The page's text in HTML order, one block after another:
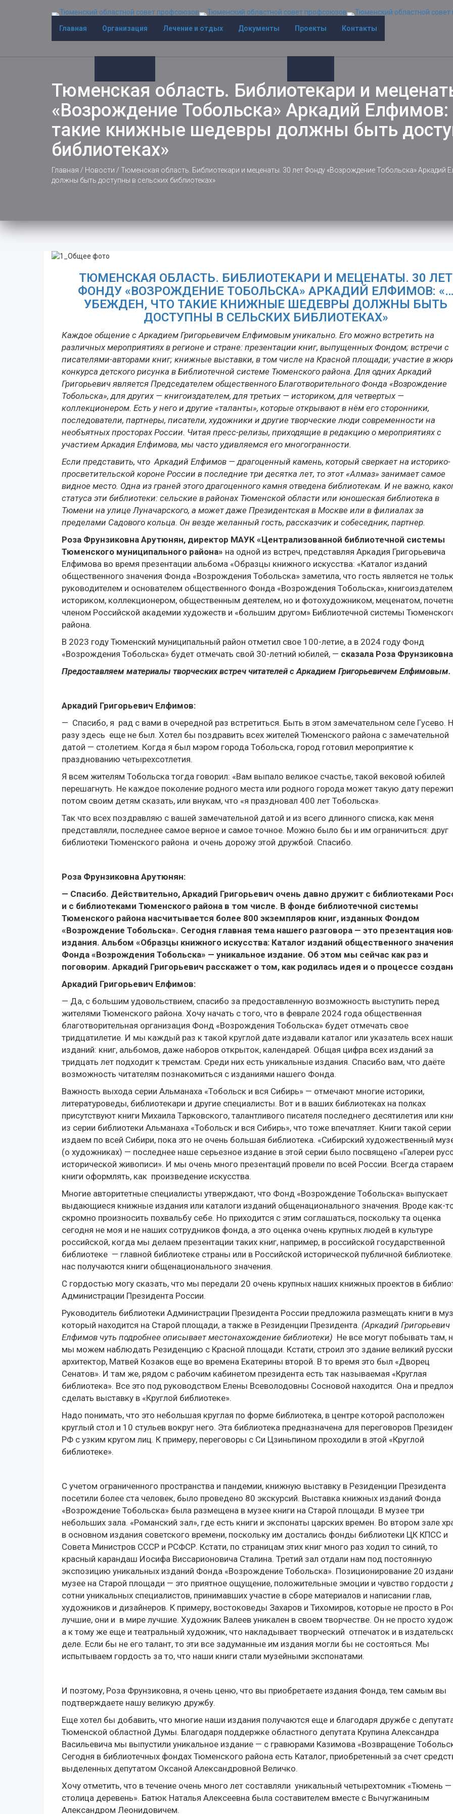
Главная Организация Лечение и отдых Документы Проекты Контакты
Тюменская область. Библиотекари и
«Возрождение Тобольска» Аркадий
такие книжные шедевры должны быть
библиотеках»
Главная / Новости / Тюменская область. Библиотекари и меценаты. 30 лет Фонду «Возрождение Тобольска» Аркадий
должны быть доступны в сельских библиотеках»
ТЮМЕНСКАЯ ОБЛАСТЬ. БИБЛИОТЕКАРИ И МЕЦЕНАТЫ. 30 ЛЕТ
ФОНДУ «ВОЗРОЖДЕНИЕ ТОБОЛЬСКА» АРКАДИЙ ЕЛФИМОВ: «…
УБЕЖДЕН, ЧТО ТАКИЕ КНИЖНЫЕ ШЕДЕВРЫ ДОЛЖНЫ БЫТЬ
ДОСТУПНЫ В СЕЛЬСКИХ БИБЛИОТЕКАХ»
Каждое общение с Аркадием Григорьевичем Елфимовым уникально. Его можно встретить на
различных мероприятиях в регионе и стране: презентации книг, выпущенных Фондом; встречи с
писателями-авторами книг; книжные выставки, в том числе на Красной площади; участие в
конкурса детского рисунка в Библиотечной системе Тюменского района. Для одних Аркадий
Григорьевич является Председателем общественного Благотворительного Фонда «Возрождение
Тобольска», для других — книгоиздателем, для третьих — историком, для четвертых —
коллекционером. Есть у него и другие «таланты», которые открывают в нём его сторонники,
последователи, партнеры, писатели, художники и другие творческие люди современности на
необъятных просторах России. Читая пресс-релизы, приходящие в редакцию о мероприятиях с
участием Аркадия Елфимова, мы часто удивляемся его многогранности.
Если представить, что Аркадий Елфимов — драгоценный камень, который сверкает на историко-
просветительской короне России в последние три десятка лет, то этот «Алмаз» занимает самое
видное место. Одна из граней этого драгоценного камня отведена библиотекам. И не важно,
статуса эти библиотеки: сельские в районах Тюменской области или юношеская библиотека в
Тюмени на улице Луначарского, а может даже Президентская в Москве или в филиалах за
пределами Садового кольца. Он везде желанный гость, рассказчик и собеседник, партнер.
Роза Фрунзиковна Арутюнян, директор МАУК «Централизованной библиотечной системы
Тюменского муниципального района» на одной из встреч, представляя Аркадия Григорьевича
Елфимова во время презентации альбома «Образцы книжного искусства: «Каталог изданий
общественного значения Фонда «Возрождения Тобольска» заметила, что гость является не
руководителем и основателем общественного Фонда «Возрождения Тобольска»,
историком, коллекционером, общественным деятелем, но и фотохудожником, меценатом,
членом Российской академии художеств и «большим другом» Библиотечной системы
района.
В 2023 году Тюменский муниципальный район отметил свое 100-летие, а в 2024 году Фонд
«Возрождения Тобольска» будет отмечать свой 30-летний юбилей, — сказала Роза
Предоставляем материалы творческих встреч читателей с Аркадием Григорьевичем Елфимовым.
Аркадий Григорьевич Елфимов:
— Спасибо, я рад с вами в очередной раз встретиться. Быть в этом замечательном селе Гусево.
разу здесь еще не был. Хотел бы поздравить всех жителей Тюменского района с замечательной
датой — столетием. Когда я был мэром города Тобольска, город готовил мероприятие к
празднованию четырехсотлетия.
Я всем жителям Тобольска тогда говорил: «Вам выпало великое счастье, такой вековой юбилей
перешагнуть. Не каждое поколение родного места или родного города может такую дату
потом своим детям сказать, или внукам, что «я праздновал 400 лет Тобольска».
Так что всех поздравляю с вашей замечательной датой и из всего длинного списка, как меня
представляли, последнее самое верное и самое точное. Можно было бы и им ограничиться: друг
библиотеки Тюменского района и очень дорожу этой дружбой. Спасибо.
Роза Фрунзиковна Арутюнян:
— Спасибо. Действительно, Аркадий Григорьевич очень давно дружит с библиотеками
и с библиотеками Тюменского района в том числе. В фонде библиотечной системы
Тюменского района насчитывается более 800 экземпляров книг, изданных Фондом
«Возрождение Тобольска». Сегодня главная тема нашего разговора — это презентация
издания. Альбом «Образцы книжного искусства: Каталог изданий общественного значения
Фонда «Возрождения Тобольска» — уникальное издание. Об этом мы сейчас как раз и
поговорим. Аркадий Григорьевич расскажет о том, как родилась идея и о процессе
Аркадий Григорьевич Елфимов:
— Да, с большим удовольствием, спасибо за предоставленную возможность выступить перед
жителями Тюменского района. Хочу начать с того, что в феврале 2024 года общественная
благотворительная организация Фонд «Возрождения Тобольска» будет отмечать свое
тридцатилетие. И мы каждый раз к такой круглой дате издавали каталог или указатель всех
изданий: книг, альбомов, даже наборов открыток, календарей. Общая цифра всех изданий за
тридцать лет подходит к тремстам. Среди них есть уникальные издания. Спасибо вам, что даёте
возможность читателям познакомиться с изданиями нашего Фонда.
Важность выхода серии Альманаха «Тобольск и вся Сибирь» — отмечают многие историки,
литературоведы, библиотекари и другие специалисты. Вот и в ваших библиотеках на полках
присутствуют книги Михаила Тарковского, талантливого писателя последнего десятилетия или
из серии библиотеки Альманаха «Тобольск и вся Сибирь», что тоже впечатляет. Книги такой
издаем по всей Сибири, пока это не очень большая библиотека. «Сибирский художественный
(о художниках) — последнее наше серьезное издание в этой серии было посвящено «Галереи
исторической живописи». И мы очень много презентаций провели по всей России. Всегда
книги оформлять, как произведение искусства.
Многие авторитетные специалисты утверждают, что Фонд «Возрождение Тобольска» выпускает
выдающиеся книжные издания или каталоги изданий общенационального значения. Вроде как-
скромно произносить похвальбу себе. Но приходится с этим соглашаться, поскольку та оценка
сегодня не моя и не наших сотрудников фонда, а это оценка очень крупных людей в культуре
российской, когда мы делаем презентации таких книг, например, в российской государственной
библиотеке — главной библиотеке страны или в Российской исторической публичной
нас получаются книги общенационального значения.
С гордостью могу сказать, что мы передали 20 очень крупных наших книжных проектов в
Администрации Президента России.
Руководитель библиотеки Администрации Президента России предложила размещать книги в
который находится на Старой площади, а также в Резиденции Президента. (Аркадий Григорьевич
Елфимов чуть подробнее описывает местонахождение библиотеки) Не все могут побывать там,
мы можем наблюдать Резиденцию с Красной площади. Кстати, строил это здание великий
архитектор, Матвей Козаков еще во времена Екатерины второй. В то время это был «Дворец
Сенатов». И там же, рядом с рабочим кабинетом президента есть так называемая «Круглая
библиотека». Все это под руководством Елены Всеволодовны Сосновой находится. Она и
сделать выставку в «Круглой библиотеке».
Надо понимать, что это небольшая круглая по форме библиотека, в центре которой расположен
круглый стол и 10 стульев вокруг него. Эта библиотека предназначена для переговоров
РФ с узким кругом лиц. К примеру, переговоры с Си Цзиньпином проходили в этой «Круглой
библиотеке».
С учетом ограниченного пространства и пандемии, книжную выставку в Резиденции Президента
посетили более ста человек, было проведено 80 экскурсий. Выставка книжных изданий Фонда
«Возрождение Тобольска» была размещена в музее книги на Старой площади. В музее три
небольших зала. «Романский зал», где есть книги и экспонаты царских времен. Во втором зале
в основном издания советского времени, поскольку им достались фонды библиотеки ЦК КПСС и
Совета Министров СССР и РСФСР. Кстати, по страницам этих книг много раз ходил то синий, то
красный карандаш Иосифа Виссарионовича Сталина. Третий зал отдали нам под постоянную
экспозицию уникальных изданий Фонда «Возрождение Тобольска». Позиционирование 20
музее на Старой площади — это приятное ощущение, положительные эмоции и чувство гордости
сотни уникальных специалистов, принимавших участие в сборе материалов и написании глав,
художников и дизайнеров. К примеру, востоковеды Захаров и Тихомиров, которые не просто в
лучшие, они и в мире лучшие. Художник Валеев уникален в своем творчестве. Он не просто
а к тому же еще и театральный художник, что накладывает творческий отпечаток и в
деле. Если бы не его талант, то эти все задуманные им издания могли бы не состояться. Мы
испытываем гордость за то, что наши книги стали музейными экспонатами.
И поэтому, Роза Фрунзиковна, я очень ценю, что вы приобретаете издания Фонда, тем самым вы
подтверждаете нашу великую дружбу.
Еще хотел бы добавить, что многие наши издания получаются еще и благодаря дружбе с
Тюменской областной Думы. Благодаря поддержке областного депутата Крупина Александра
Васильевича мы выпустили уникальное издание — с гравюрами Казимова «Возвращение
Сегодня в библиотечных фондах Тюменского района есть Каталог, приобретенный за счет
выделенных депутатом Оксаной Александровной Величко.
Хочу отметить, что в течение очень много лет составляли уникальный четырехтомник «Тюмень —
столица деревень». Батюк Наталья Алексеевна была составителем вместе с Вычугжаниным
Александром Леонидовичем.